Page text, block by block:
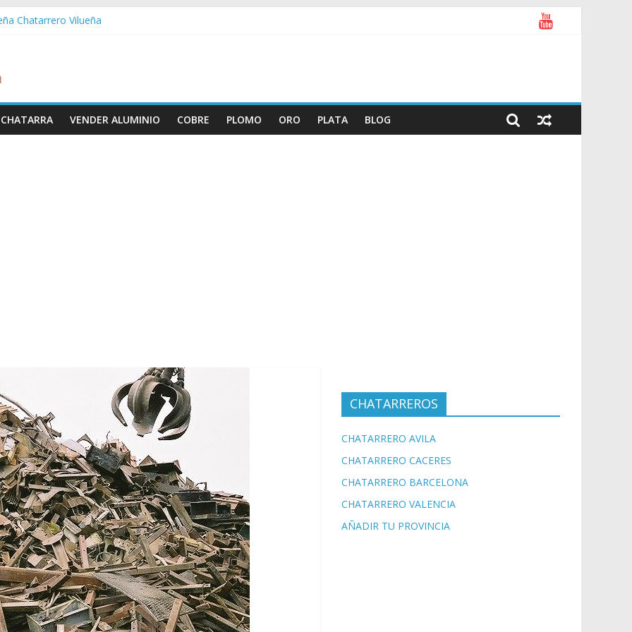
Chatarrero Vilueña
Chatarrero Zaida
Chatarrero Vistabella
VENDER ALUMINIO COBRE PLOMO ORO PLATA BLOG
CHATARREROS
CHATARRERO AVILA
CHATARRERO CACERES
CHATARRERO BARCELONA
CHATARRERO VALENCIA
AÑADIR TU PROVINCIA